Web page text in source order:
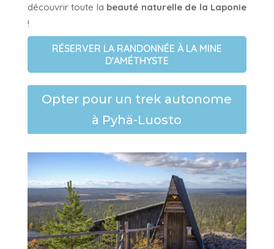
découvrir toute la beauté naturelle de la Laponie
!
RÉSERVER LA RANDONNÉE À LA MINE
D'AMÉTHYSTE
Opter pour un trek autonome
à Pyhä-Luosto